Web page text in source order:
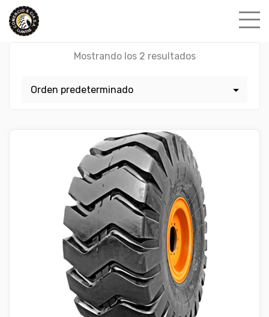
Skip
content
Mostrando los 2 resultados